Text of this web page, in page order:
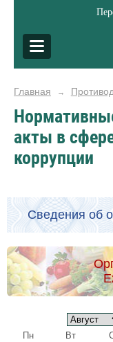
Главная →
акты в
коррупции
Сведения об
Пн Вт